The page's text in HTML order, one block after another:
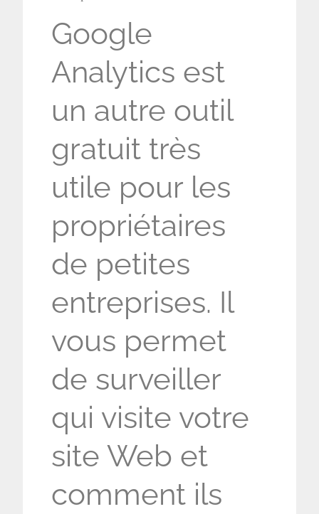
Google
Analytics est
un autre outil
gratuit très
utile pour les
propriétaires
de petites
entreprises. Il
vous permet
de surveiller
qui visite votre
site Web et
comment ils